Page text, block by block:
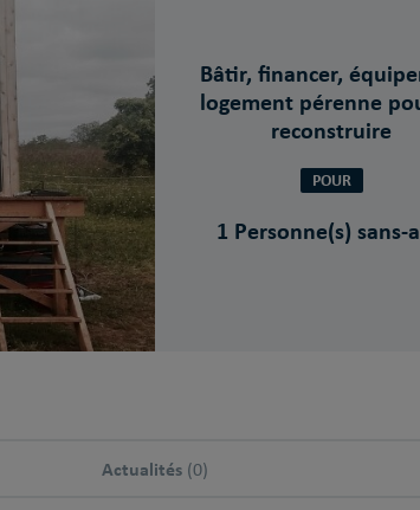
Bâtir, financer,
logement pérenne
reconstruire
POUR
1 Personne(s) sans-
Actualités (0)